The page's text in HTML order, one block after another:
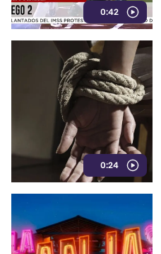
0:42
0:24